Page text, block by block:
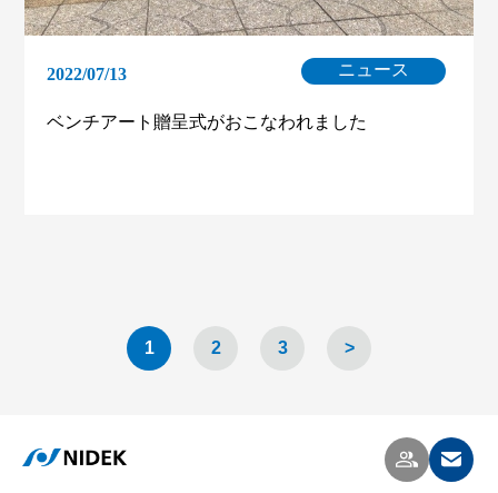
2022/07/13 ニュース
ベンチアート贈呈式がおこなわれました
1 2 3 >